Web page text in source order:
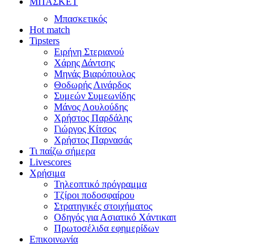
Μπασκετικός
Hot match
Tipsters
Ειρήνη Στεριανού
Χάρης Δάντσης
Μηνάς Βιαρόπουλος
Θοδωρής Λινάρδος
Συμεών Συμεωνίδης
Μάνος Λουλούδης
Χρήστος Παρδάλης
Γιώργος Κίτσος
Χρήστος Παρνασάς
Τι παίζω σήμερα
Livescores
Χρήσιμα
Τηλεοπτικό πρόγραμμα
Τζίροι ποδοσφαίρου
Στρατηγικές στοιχήματος
Οδηγός για Ασιατικό Χάντικαπ
Πρωτοσέλιδα εφημερίδων
Επικοινωνία